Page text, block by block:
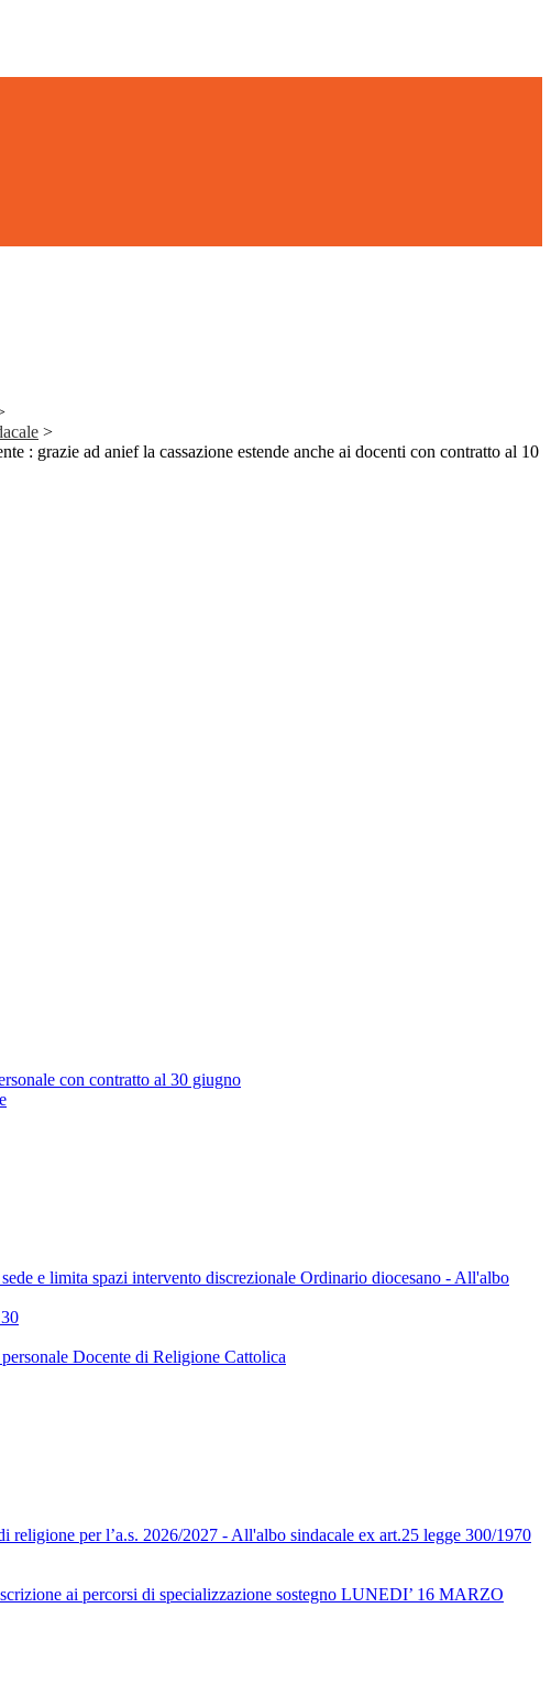
>
: grazie ad anief la cassazione estende anche ai docenti con contratto al 10
con contratto al 30 giugno
e limita spazi intervento discrezionale Ordinario diocesano - All'albo
Docente di Religione Cattolica
per l’a.s. 2026/2027 - All'albo sindacale ex art.25 legge 300/1970
ai percorsi di specializzazione sostegno LUNEDI’ 16 MARZO